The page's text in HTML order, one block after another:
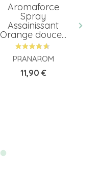
Aromaforce
Spray
Assainissant
Orange douce...
PRANAROM
Prix
11,90 €